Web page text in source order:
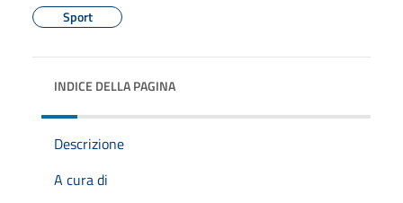
Sport
INDICE DELLA PAGINA
Descrizione
A cura di